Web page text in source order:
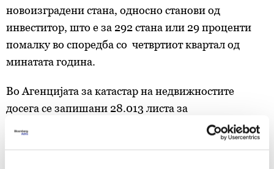
новоизградени стана, односно станови од
инвеститор, што е за 292 стана или 29 проценти
помалку во споредба со четвртиот квартал од
минатата година.
Во Агенцијата за катастар на недвижностите
досега се запишани 28.013 листа за
предбележување градба, што укажува дека овие
објекти се во фаза на градба и набргу ќе се најдат